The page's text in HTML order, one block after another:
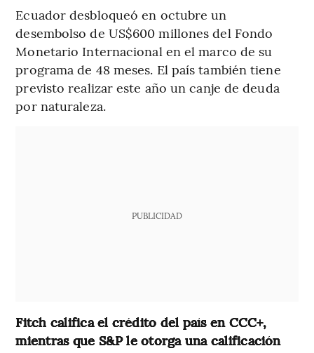
Ecuador desbloqueó en octubre un
desembolso de US$600 millones del Fondo
Monetario Internacional en el marco de su
programa de 48 meses. El país también tiene
previsto realizar este año un canje de deuda
por naturaleza.
PUBLICIDAD
Fitch califica el crédito del país en CCC+,
mientras que S&P le otorga una calificación